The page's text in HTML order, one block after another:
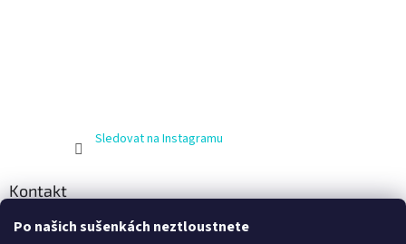
Po našich sušenkách neztloustnete
Sledovat na Instagramu
Kontakt
info@zijnaboso.cz